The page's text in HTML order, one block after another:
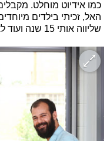
כמו אידיוט מוחלט.
האל, זכיתי בילדים
שליווה אותי 15 שנה ועוד לא הספקתי להתאבל עליו".